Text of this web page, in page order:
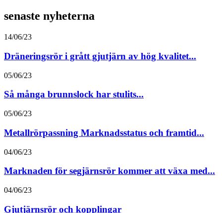
senaste nyheterna
14/06/23
Dräneringsrör i grått gjutjärn av hög kvalitet...
05/06/23
Så många brunnslock har stulits...
05/06/23
Metallrörpassning Marknadsstatus och framtid...
04/06/23
Marknaden för segjärnsrör kommer att växa med...
04/06/23
Gjutjärnsrör och kopplingar